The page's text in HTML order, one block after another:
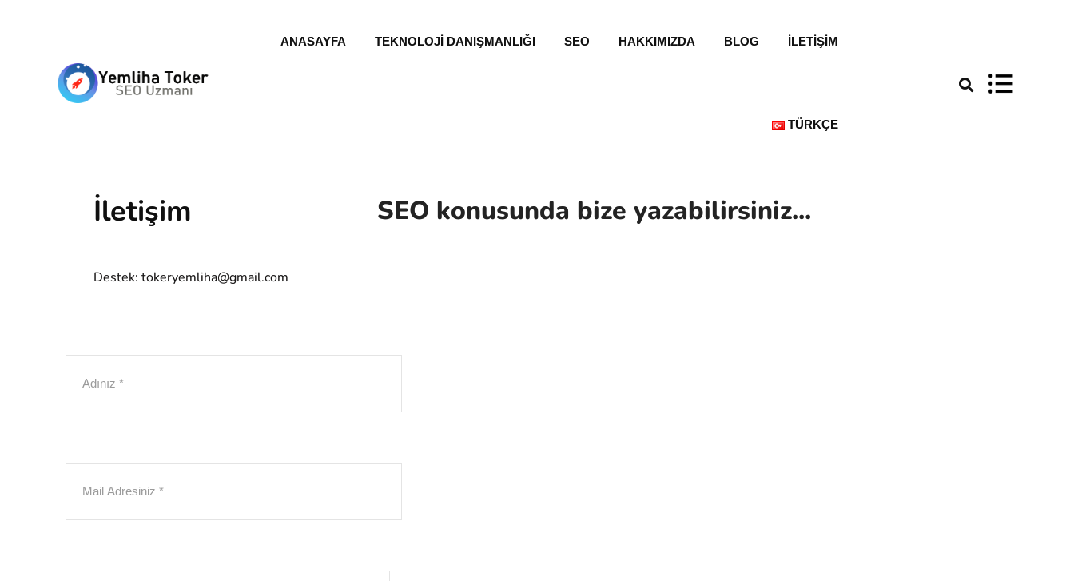
ANASAYFA TEKNOLOJI DANIŞMANLIĞI SEO HAKKIMIZDA BLOG İLETIŞIM
TÜRKÇE
İletişim
Destek: tokeryemliha@gmail.com
SEO konusunda bize yazabilirsiniz...